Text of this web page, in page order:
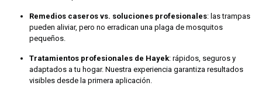
Remedios caseros vs. soluciones profesionales: las trampas
pueden aliviar, pero no erradican una plaga de mosquitos
pequeños.
Tratamientos profesionales de Hayek: rápidos, seguros y
adaptados a tu hogar. Nuestra experiencia garantiza resultados
visibles desde la primera aplicación.